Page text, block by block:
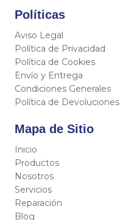
Políticas
Aviso Legal
Política de Privacidad
Política de Cookies
Envío y Entrega
Condiciones Generales
Política de Devoluciones
Mapa de Sitio
Inicio
Productos
Nosotros
Servicios
Reparación
Blog